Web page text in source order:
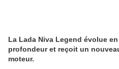
La Lada Niva Legend évolue en
profondeur et reçoit un
moteur.